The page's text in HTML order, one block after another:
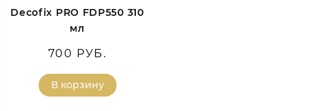
Decofix PRO FDP550 310
мл
700 РУБ.
В корзину